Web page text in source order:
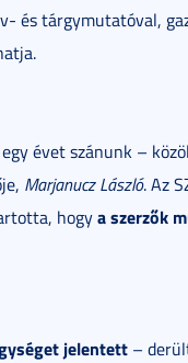
és tárgymutatóval,
évet szánunk –
Marjanucz László. Az
hogya szerzők
jelentett –